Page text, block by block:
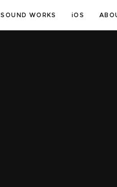
SOUND WORKS iOS